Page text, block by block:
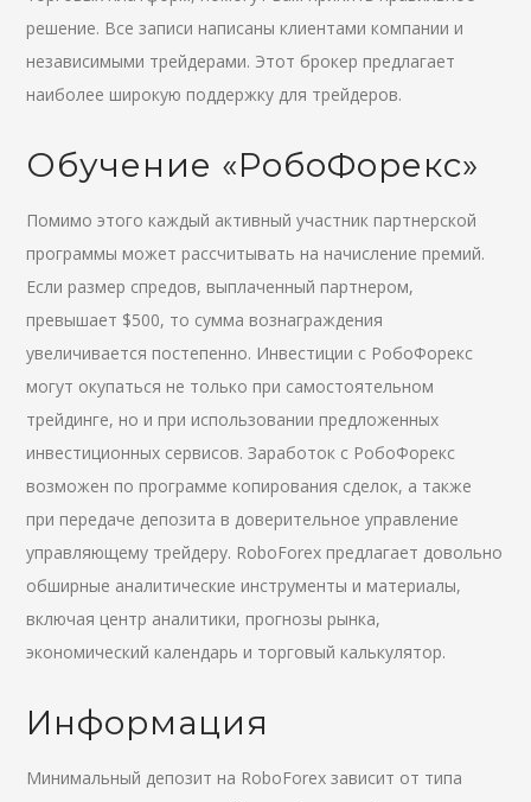
решение. Все записи написаны клиентами компании и
независимыми трейдерами. Этот брокер предлагает
наиболее широкую поддержку для трейдеров.
Обучение «РобоФорекс»
Помимо этого каждый активный участник партнерской
программы может рассчитывать на начисление премий.
Если размер спредов, выплаченный партнером,
превышает $500, то сумма вознаграждения
увеличивается постепенно. Инвестиции с РобоФорекс
могут окупаться не только при самостоятельном
трейдинге, но и при использовании предложенных
инвестиционных сервисов. Заработок с РобоФорекс
возможен по программе копирования сделок, а также
при передаче депозита в доверительное управление
управляющему трейдеру. RoboForex предлагает довольно
обширные аналитические инструменты и материалы,
включая центр аналитики, прогнозы рынка,
экономический календарь и торговый калькулятор.
Информация
Минимальный депозит на RoboForex зависит от типа